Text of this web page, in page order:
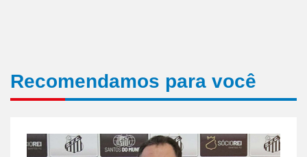
Recomendamos para você